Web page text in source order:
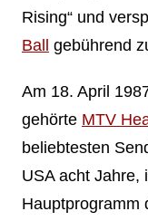
Rising“ und
Ball gebührend
Am 18. April
gehörte MTV
beliebtesten
USA acht Jahre,
Hauptprogramm